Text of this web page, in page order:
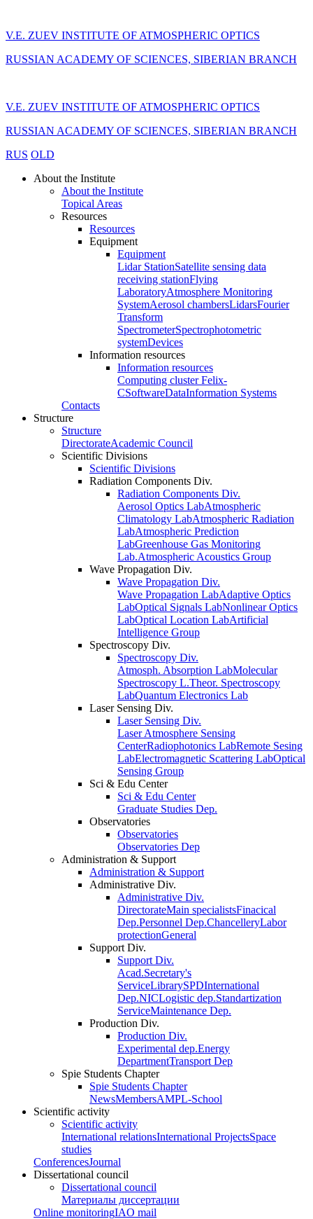
V.E. ZUEV INSTITUTE OF ATMOSPHERIC OPTICS
RUSSIAN ACADEMY OF SCIENCES, SIBERIAN BRANCH
V.E. ZUEV INSTITUTE OF ATMOSPHERIC OPTICS
RUSSIAN ACADEMY OF SCIENCES, SIBERIAN BRANCH
RUS OLD
About the Institute
About the Institute
Topical Areas
Resources
Resources
Equipment
Equipment
Lidar StationSatellite sensing data
receiving stationFlying
LaboratoryAtmosphere Monitoring
SystemAerosol chambersLidarsFourier
Transform
SpectrometerSpectrophotometric
systemDevices
Information resources
Information resources
Computing cluster Felix-
CSoftwareDataInformation Systems
Contacts
Structure
Structure
DirectorateAcademic Council
Scientific Divisions
Scientific Divisions
Radiation Components Div.
Radiation Components Div.
Aerosol Optics LabAtmospheric
Climatology LabAtmospheric Radiation
LabAtmospheric Prediction
LabGreenhouse Gas Monitoring
Lab.Atmospheric Acoustics Group
Wave Propagation Div.
Wave Propagation Div.
Wave Propagation LabAdaptive Optics
LabOptical Signals LabNonlinear Optics
LabOptical Location LabArtificial
Intelligence Group
Spectroscopy Div.
Spectroscopy Div.
Atmosph. Absorption LabMolecular
Spectroscopy L.Theor. Spectroscopy
LabQuantum Electronics Lab
Laser Sensing Div.
Laser Sensing Div.
Laser Atmosphere Sensing
CenterRadiophotonics LabRemote Sesing
LabElectromagnetic Scattering LabOptical
Sensing Group
Sci & Edu Center
Sci & Edu Center
Graduate Studies Dep.
Observatories
Observatories
Observatories Dep
Administration & Support
Administration & Support
Administrative Div.
Administrative Div.
DirectorateMain specialistsFinacical
Dep.Personnel Dep.ChancelleryLabor
protectionGeneral
Support Div.
Support Div.
Acad.Secretary's
ServiceLibrarySPDInternational
Dep.NICLogistic dep.Standartization
ServiceMaintenance Dep.
Production Div.
Production Div.
Experimental dep.Energy
DepartmentTransport Dep
Spie Students Chapter
Spie Students Chapter
NewsMembersAMPL-School
Scientific activity
Scientific activity
International relationsInternational ProjectsSpace
studies
ConferencesJournal
Dissertational council
Dissertational council
Материалы диссертации
Online monitoringIAO mail